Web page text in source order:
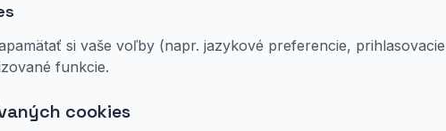
si vaše voľby (napr. jazykové preferencie,
funkcie.
cookies